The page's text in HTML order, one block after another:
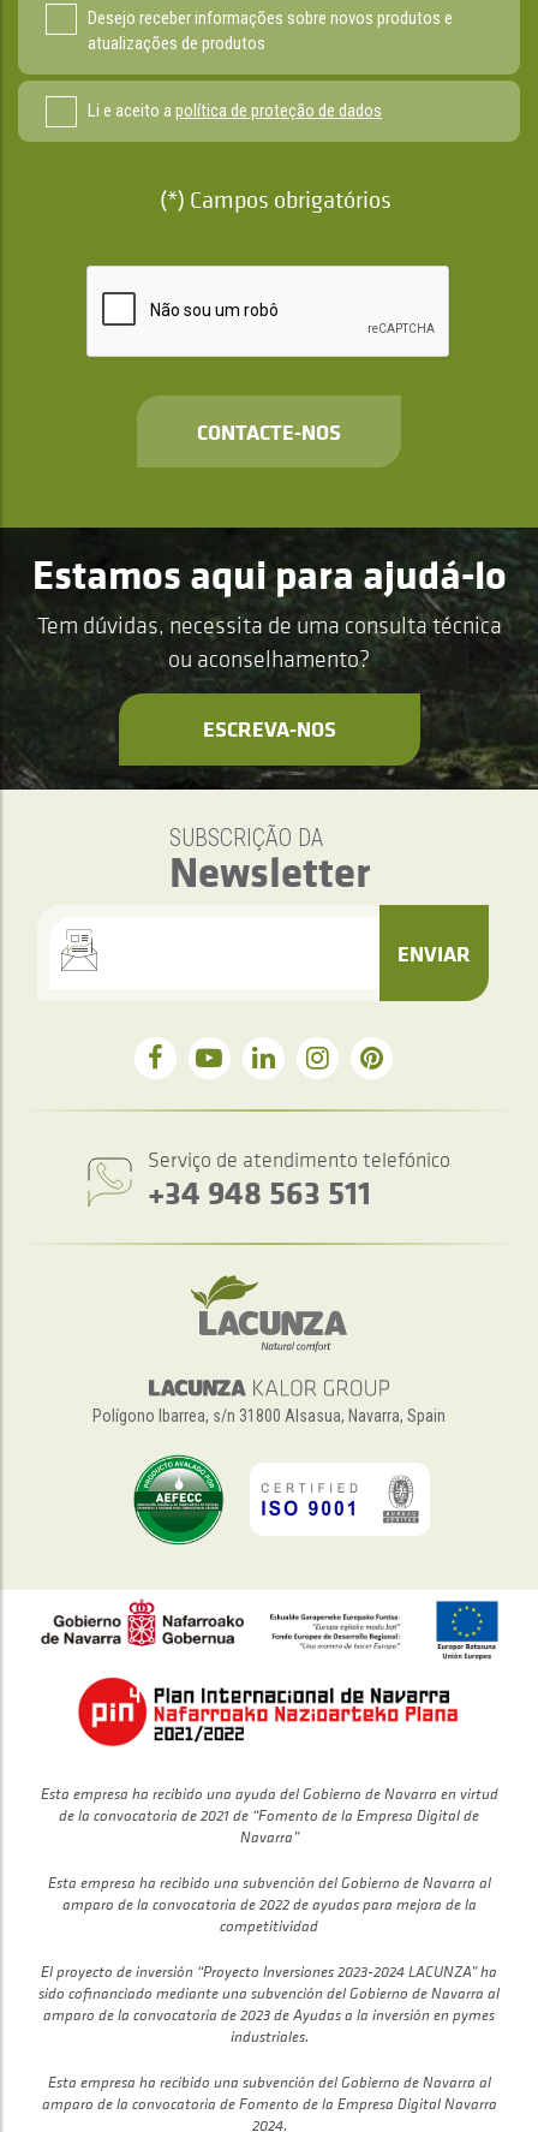
Desejo receber informações sobre novos produtos e
atualizações de produtos
Li e aceito apolítica de proteção de dados
(*) Campos obrigatórios
CONTACTE-NOS
Estamos aqui para ajudá-lo
Tem dúvidas, necessita de uma consulta técnica
ou aconselhamento?
ESCREVA-NOS
SUBSCRIÇÃO DA
Newsletter
ENVIAR
Serviço de atendimento telefónico
+34 948 563 511
Polígono Ibarrea, s/n 31800 Alsasua, Navarra, Spain
Esta empresa ha recibido una ayuda del Gobierno de Navarra en virtud
de la convocatoria de 2021 de “Fomento de la Empresa Digital de
Navarra”
Esta empresa ha recibido una subvención del Gobierno de Navarra al
amparo de la convocatoria de 2022 de ayudas para mejora de la
competitividad
El proyecto de inversión “Proyecto Inversiones 2023-2024 LACUNZA” ha
sido cofinanciado mediante una subvención del Gobierno de Navarra al
amparo de la convocatoria de 2023 de Ayudas a la inversión en pymes
industriales.
Esta empresa ha recibido una subvención del Gobierno de Navarra al
amparo de la convocatoria de Fomento de la Empresa Digital Navarra
2024.